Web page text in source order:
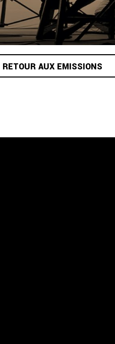
RETOUR AUX EMISSIONS